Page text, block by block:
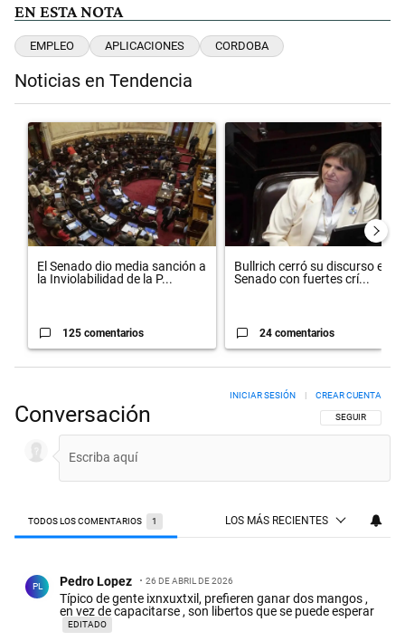
EN ESTA NOTA
EMPLEO APLICACIONES CORDOBA
Noticias en Tendencia
Este listado muestra los artículos con más comentarios en los
Un artículo de tendencia con el título "El Senado dio media
El Senado dio media sanción a
la Inviolabilidad de la P...
125 comentarios
Un artículo de tendencia con el
Bullrich cerró su discurso en el
Senado con fuertes crí...
24 comentarios
Conversación SIGA ESTA
SEGUIR
INICIAR SESIÓN | CREAR CUENTA
TODOS LOS COMENTARIOS 1 LOS MÁS RECIENTES
PL Pedro Lopez 26 DE ABRIL DE 2026
Típico de gente ixnxuxtxil, prefieren ganar dos mangos ,
en vez de capacitarse , son libertos que se puede esperar
EDITADO